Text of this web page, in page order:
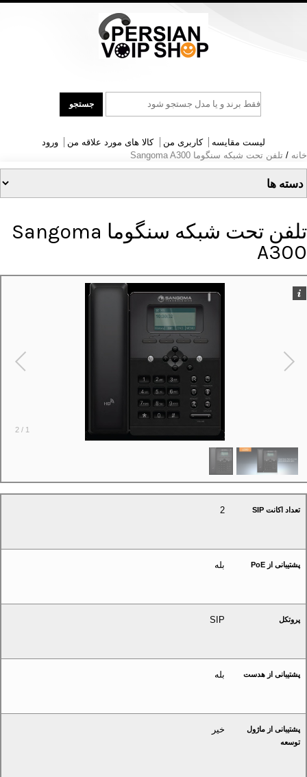
جست
و
جستجو
لیست مقایسه کاربری من کالا های مورد علاقه من
ورود
خانه / تلفن تحت شبکه سنگوما Sangoma A300
تلفن تحت شبکه سنگوما Sangoma
A300
1
/
2
تعداد اکانت SIP 2
پشتیبانی از PoE بله
پروتکل SIP
پشتیبانی از هدست بله
پشتیبانی از ماژول
توسعه
خیر